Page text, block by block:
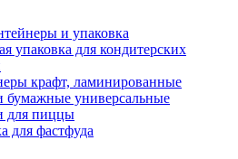
и упаковка
упаковка для кондитерских
крафт, ламинированные
бумажные универсальные
для пиццы
для фастфуда